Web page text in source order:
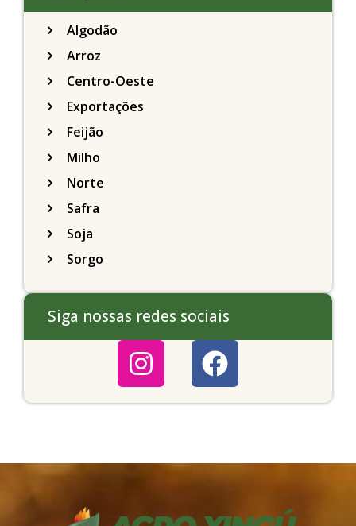
Algodão
Arroz
Centro-Oeste
Exportações
Feijão
Milho
Norte
Safra
Soja
Sorgo
Siga nossas redes sociais